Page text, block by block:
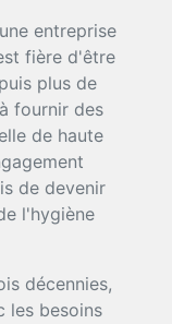
entreprise
fière d'être
plus de
fournir des
de haute
de devenir
l'hygiène
décennies,
les besoins